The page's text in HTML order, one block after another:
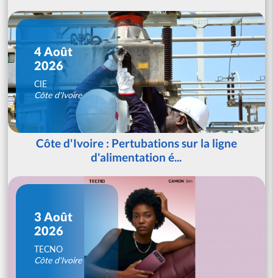
4 Août
2026
CIE
Côte d'Ivoire
Côte d'Ivoire : Pertubations sur la ligne
d'alimentation é...
3 Août
2026
TECNO
Côte d'Ivoire